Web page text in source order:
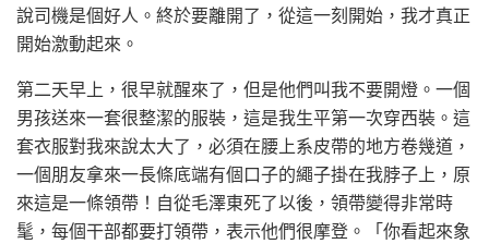
說司機是個好人。終於要離開了，從這一刻開始，我才真正
開始激動起來。
第二天早上，很早就醒來了，但是他們叫我不要開燈。一個
男孩送來一套很整潔的服裝，這是我生平第一次穿西裝。這
套衣服對我來說太大了，必須在腰上系皮帶的地方卷幾道，
一個朋友拿來一長條底端有個口子的繩子掛在我脖子上，原
來這是一條領帶！自從毛澤東死了以後，領帶變得非常時
髦，每個干部都要打領帶，表示他們很摩登。「你看起來象